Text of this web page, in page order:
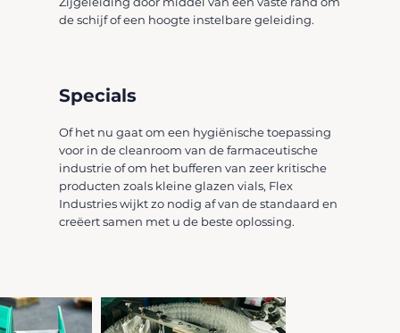
de schijf of een hoogte instelbare geleiding.
Specials
Of het nu gaat om een hygiënische toepassing
voor in de cleanroom van de farmaceutische
industrie of om het bufferen van zeer kritische
producten zoals kleine glazen vials, Flex
Industries wijkt zo nodig af van de standaard en
creëert samen met u de beste oplossing.